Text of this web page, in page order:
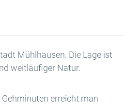
Mühlhausen. Die Lage ist
weitläufiger Natur.
erreicht man